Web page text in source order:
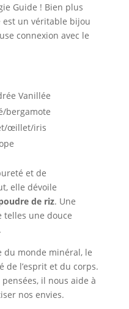
Guide ! Bien plus
est un véritable bijou
connexion avec le
Vanillée
bergamote
œillet/iris
et de
elle dévoile
de riz. Une
une douce
du monde minéral, le
l’esprit et du corps.
il nous aide à
nos envies.